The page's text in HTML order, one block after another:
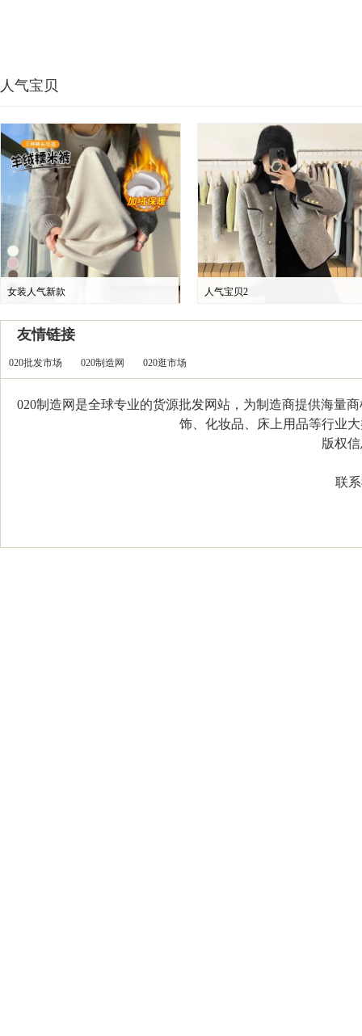
人气宝贝
女装人气新款 人气宝贝2
友情链接
020批发市场 020制造网 020逛市场
020制造网是全球专业的货源批发网站，为制造商提供海量
饰、化妆品、床上用品等行业
版权信
联